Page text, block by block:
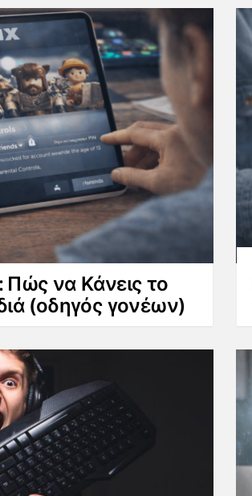
Πώς να Κάνεις το
(οδηγός γονέων)